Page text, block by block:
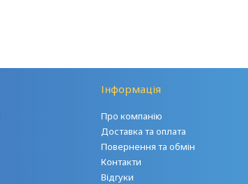
Інформація
Про компанію
Доставка та оплата
Повернення та обмін
Контакти
Відгуки